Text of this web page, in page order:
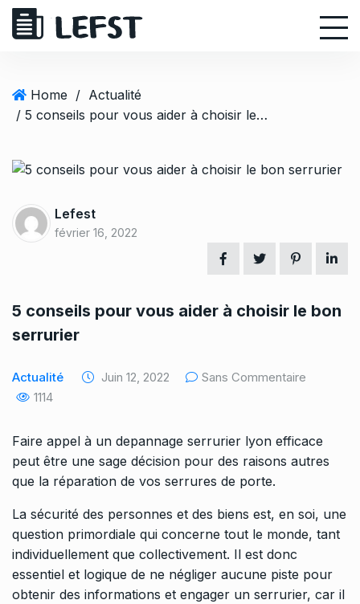
Home / Actualité
/ 5 conseils pour vous aider à choisir le bon serrurier
Lefest
février 16, 2022
5 conseils pour vous aider à choisir le bon
serrurier
Actualité Juin 12, 2022
Sans Commentaire
1114
Faire appel à un depannage serrurier lyon efficace
peut être une sage décision pour des raisons autres
que la réparation de vos serrures de porte.
La sécurité des personnes et des biens est, en soi, une
question primordiale qui concerne tout le monde, tant
individuellement que collectivement. Il est donc
essentiel et logique de ne négliger aucune piste pour
obtenir des informations et engager un serrurier, car il